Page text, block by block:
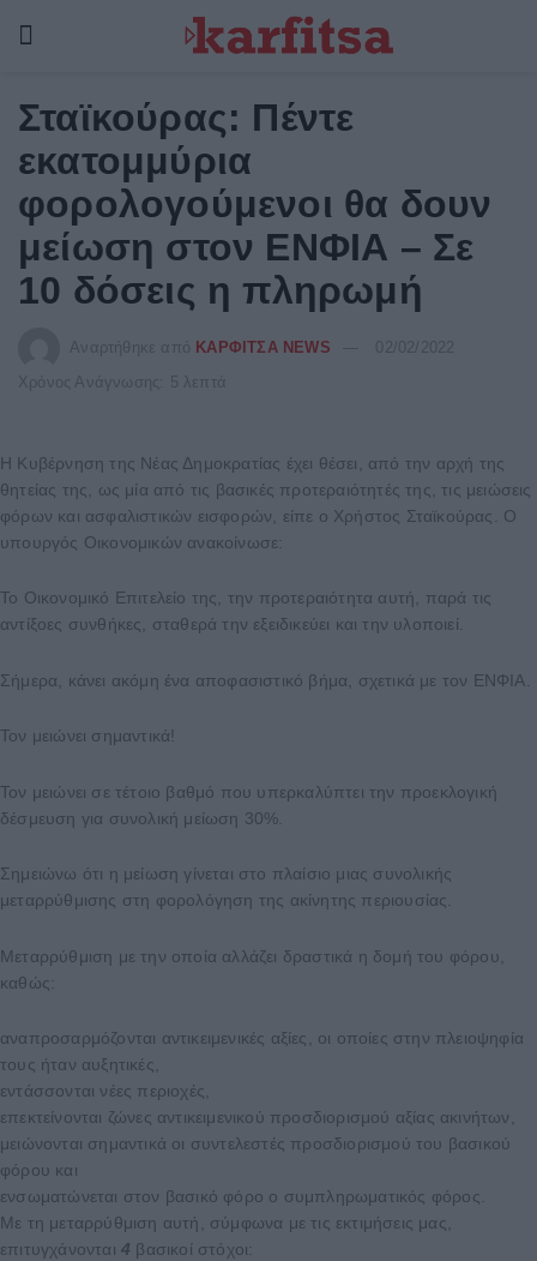
Σταϊκούρας: Πέντε
εκατομμύρια
φορολογούμενοι θα δουν
μείωση στον ΕΝΦΙΑ – Σε
10 δόσεις η πληρωμή
Αναρτήθηκε από ΚΑΡΦΙΤΣΑ NEWS
Χρόνος Ανάγνωσης: 5 λεπτά
Η Κυβέρνηση της Νέας Δημοκρατίας έχει θέσει, από την αρχή της
θητείας της, ως μία από τις βασικές προτεραιότητές της, τις μειώσεις
φόρων και ασφαλιστικών εισφορών, είπε ο Χρήστος Σταϊκούρας. Ο
υπουργός Οικονομικών ανακοίνωσε:
Το Οικονομικό Επιτελείο της, την προτεραιότητα αυτή, παρά τις
αντίξοες συνθήκες, σταθερά την εξειδικεύει και την υλοποιεί.
Σήμερα, κάνει ακόμη ένα αποφασιστικό βήμα, σχετικά με τον ΕΝΦΙΑ.
Τον μειώνει σημαντικά!
Τον μειώνει σε τέτοιο βαθμό που υπερκαλύπτει την προεκλογική
δέσμευση για συνολική μείωση 30%.
Σημειώνω ότι η μείωση γίνεται στο πλαίσιο μιας συνολικής
μεταρρύθμισης στη φορολόγηση της ακίνητης περιουσίας.
Μεταρρύθμιση με την οποία αλλάζει δραστικά η δομή του φόρου,
καθώς:
αναπροσαρμόζονται αντικειμενικές αξίες, οι οποίες στην πλειοψηφία
τους ήταν αυξητικές,
εντάσσονται νέες περιοχές,
επεκτείνονται ζώνες αντικειμενικού προσδιορισμού αξίας ακινήτων,
μειώνονται σημαντικά οι συντελεστές προσδιορισμού του βασικού
φόρου και
ενσωματώνεται στον βασικό φόρο ο συμπληρωματικός φόρος.
Με τη μεταρρύθμιση αυτή, σύμφωνα με τις εκτιμήσεις μας,
επιτυγχάνονται 4 βασικοί στόχοι: